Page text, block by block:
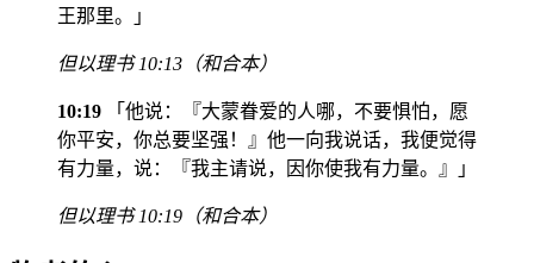
王那里。」
但以理书 10:13（和合本）
10:19 「他说：『大蒙眷爱的人哪，不要惧怕，愿
你平安，你总要坚强！』他一向我说话，我便觉得
有力量，说：『我主请说，因你使我有力量。』」
但以理书 10:19（和合本）